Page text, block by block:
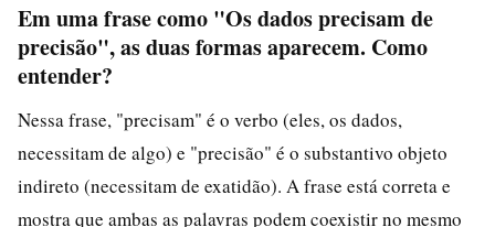
Em uma frase como "Os dados precisam de
precisão", as duas formas aparecem. Como
entender?
Nessa frase, "precisam" é o verbo (eles, os dados,
necessitam de algo) e "precisão" é o substantivo objeto
indireto (necessitam de exatidão). A frase está correta e
mostra que ambas as palavras podem coexistir no mesmo